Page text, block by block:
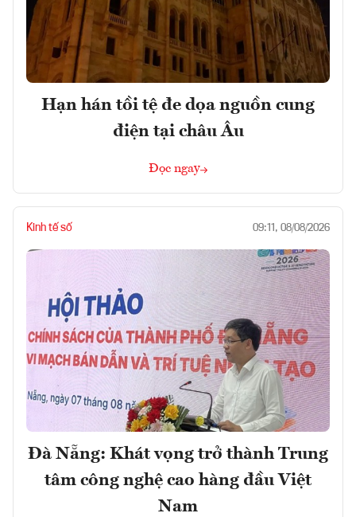
Hạn hán tồi tệ đe dọa nguồn cung
điện tại châu Âu
Đọc ngay
Kinh tế số 09:11, 08/08/2026
Đà Nẵng: Khát vọng trở thành Trung
tâm công nghệ cao hàng đầu Việt
Nam